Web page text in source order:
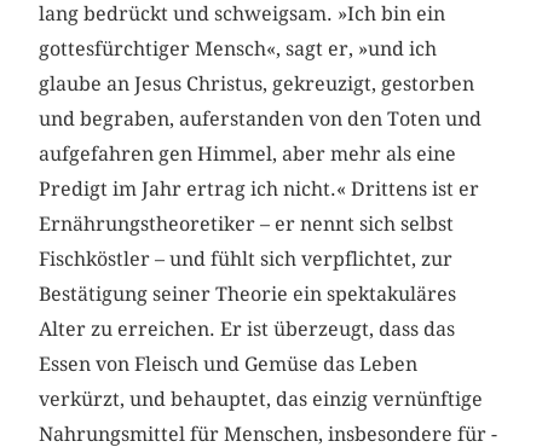
lang bedrückt und schweigsam. »Ich bin ein
gottesfürchtiger Mensch«, sagt er, »und ich
glaube an Jesus Christus, gekreuzigt, gestorben
und begraben, auferstanden von den Toten und
aufgefahren gen Himmel, aber mehr als eine
Predigt im Jahr ertrag ich nicht.« Drittens ist er
Ernährungstheoretiker – er nennt sich selbst
Fischköstler – und fühlt sich verpflichtet, zur
Bestätigung seiner Theorie ein spektakuläres
Alter zu erreichen. Er ist überzeugt, dass das
Essen von Fleisch und Gemüse das Leben
verkürzt, und behauptet, das einzig vernünftige
Nahrungsmittel für Menschen, ­insbesondere für ­